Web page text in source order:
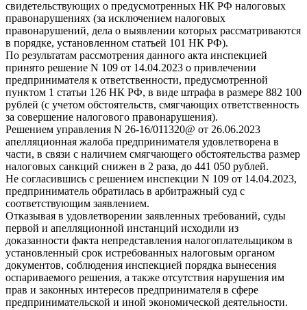
свидетельствующих о предусмотренных НК РФ налоговых
правонарушениях (за исключением налоговых
правонарушений, дела о выявлении которых рассматриваются
в порядке, установленном статьей 101 НК РФ).
По результатам рассмотрения данного акта инспекцией
принято решение N 109 от 14.04.2023 о привлечении
предпринимателя к ответственности, предусмотренной
пунктом 1 статьи 126 НК РФ, в виде штрафа в размере 882 100
рублей (с учетом обстоятельств, смягчающих ответственность
за совершение налогового правонарушения).
Решением управления N 26-16/011320@ от 26.06.2023
апелляционная жалоба предпринимателя удовлетворена в
части, в связи с наличием смягчающего обстоятельства размер
налоговых санкций снижен в 2 раза, до 441 050 рублей.
Не согласившись с решением инспекции N 109 от 14.04.2023,
предприниматель обратилась в арбитражный суд с
соответствующим заявлением.
Отказывая в удовлетворении заявленных требований, суды
первой и апелляционной инстанций исходили из
доказанности факта непредставления налогоплательщиком в
установленный срок истребованных налоговым органом
документов, соблюдения инспекцией порядка вынесения
оспариваемого решения, а также отсутствия нарушения им
прав и законных интересов предпринимателя в сфере
предпринимательской и иной экономической деятельности.